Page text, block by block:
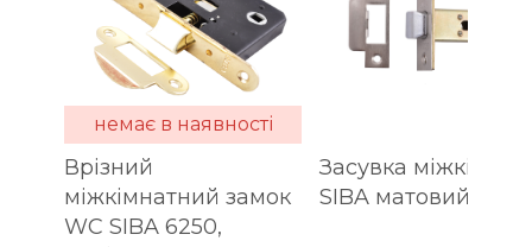
немає в наявності
Врізний
міжкімнатний замок
WC SIBA 6250,
Засувка
SIBA матовий